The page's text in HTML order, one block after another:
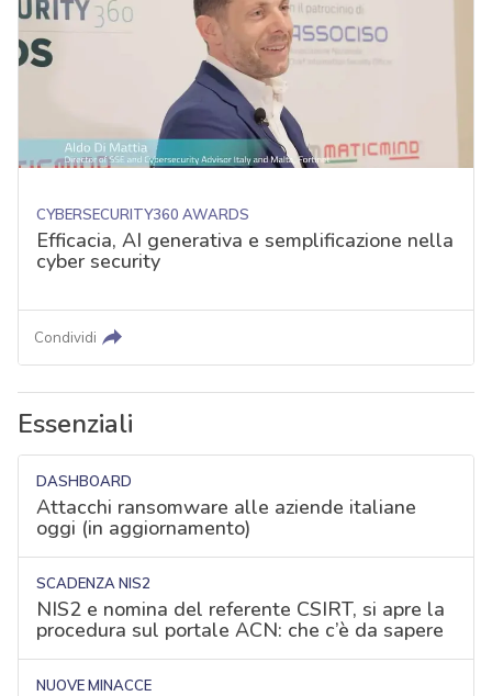
CYBERSECURITY360 AWARDS
Efficacia, AI generativa e semplificazione nella
cyber security
Condividi
Essenziali
DASHBOARD
Attacchi ransomware alle aziende italiane
oggi (in aggiornamento)
SCADENZA NIS2
NIS2 e nomina del referente CSIRT, si apre la
procedura sul portale ACN: che c’è da sapere
NUOVE MINACCE